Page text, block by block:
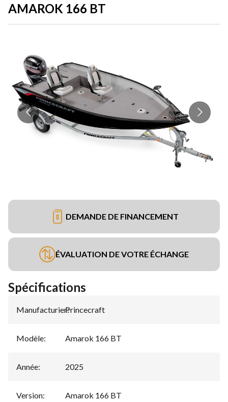
AMAROK 166 BT
DEMANDE DE FINANCEMENT
ÉVALUATION DE VOTRE ÉCHANGE
Spécifications
Manufacturier:
Princecraft
Modèle: Amarok 166 BT
Année: 2025
Version: Amarok 166 BT